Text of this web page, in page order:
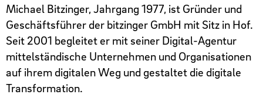
Kontakt
Michael Bitzinger, Jahrgang 1977, ist Gründer und
Geschäftsführer der bitzinger GmbH mit Sitz in Hof.
Seit 2001 begleitet er mit seiner Digital-Agentur
mittelständische Unternehmen und Organisationen
auf ihrem digitalen Weg und gestaltet die digitale
Transformation.